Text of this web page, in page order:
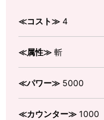
≪コスト≫ 4
≪属性≫ 斬
≪パワー≫ 5000
≪カウンター≫ 1000